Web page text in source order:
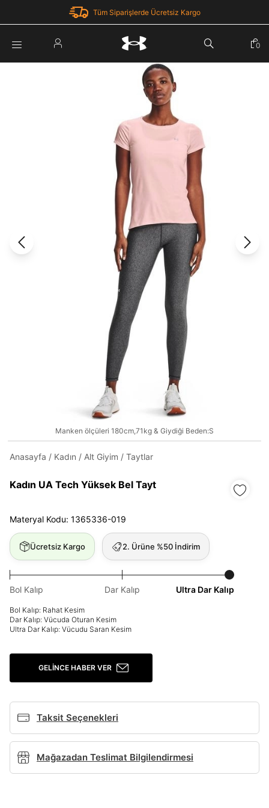
Tüm Siparişlerde Ücretsiz Kargo
Giriş Yap
Under Armour'da yeni misiniz? Kayıt Ol
Üye Olmadan Devam Et
0
Manken ölçüleri 180cm,71kg & Giydiği Beden:S
Anasayfa / Kadın / Alt Giyim / Taytlar
Kadın UA Tech Yüksek Bel Tayt
Materyal Kodu: 1365336-019
Ücretsiz Kargo 2. Ürüne %50 İndirim
Bol Kalıp Dar Kalıp Ultra Dar Kalıp
Bol Kalıp: Rahat Kesim
Dar Kalıp: Vücuda Oturan Kesim
Ultra Dar Kalıp: Vücudu Saran Kesim
GELINCE HABER VER
Taksit Seçenekleri
TAKSİT SEÇENEKLERİ
Mağazadan Teslimat Bilgilendirmesi
Mağazada Bul
BEDEN TABLOSU
Parola Yenileme
Parolayı Yenile
Giriş Sayfasına Dön
Zaten hesabın var mı? Giriş yap
Daha hızlı ödeme. Hızlı sipariş takibi.
Kolay iade ve değişim.
Kayıt Ol
E-posta
Beni Hatırla
Giriş Yap
Ad*
Soyad*
Telefon Numarası*
E-posta Adresi*